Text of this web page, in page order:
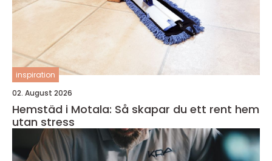
inspiration
02. August 2026
Hemstäd i Motala: Så skapar du ett rent hem
utan stress